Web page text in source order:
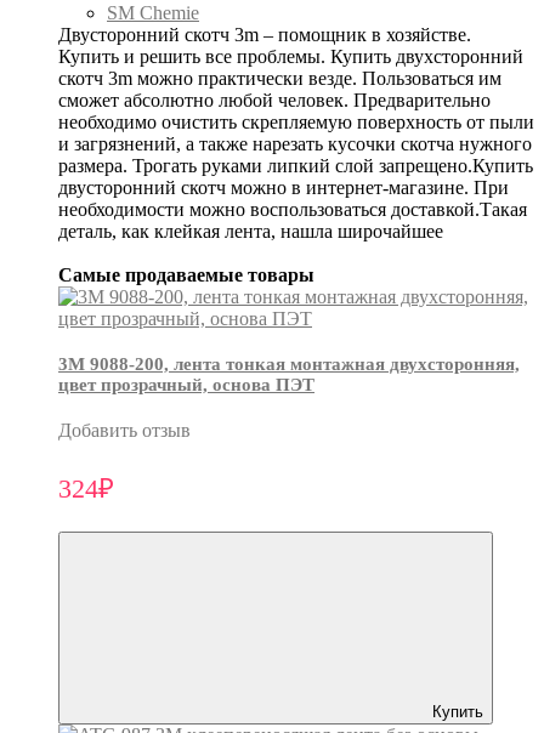
SM Chemie
Двусторонний скотч 3m – помощник в хозяйстве.
Купить и решить все проблемы. Купить двухсторонний
скотч 3m можно практически везде. Пользоваться им
сможет абсолютно любой человек. Предварительно
необходимо очистить скрепляемую поверхность от пыли
и загрязнений, а также нарезать кусочки скотча нужного
размера. Трогать руками липкий слой запрещено.Купить
двусторонний скотч можно в интернет-магазине. При
необходимости можно воспользоваться доставкой.Такая
деталь, как клейкая лента, нашла широчайшее
Самые продаваемые товары
3М 9088-200, лента тонкая монтажная двухсторонняя,
цвет прозрачный, основа ПЭТ
Добавить отзыв
324₽
Купить